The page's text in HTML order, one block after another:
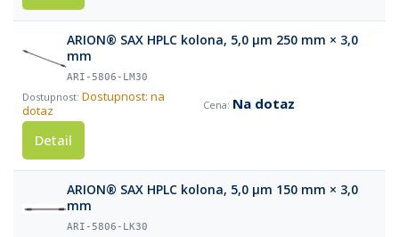
ARION® SAX HPLC kolona, 5,0 µm 250 mm × 3,0
mm
ARI-5806-LM30
Dostupnost: na
dotaz
Na dotaz
Detail
ARION® SAX HPLC kolona, 5,0 µm 150 mm × 3,0
mm
ARI-5806-LK30